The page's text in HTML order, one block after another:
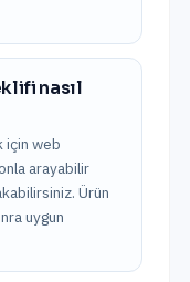
nasıl
için web
arayabilir
Ürün
uygun